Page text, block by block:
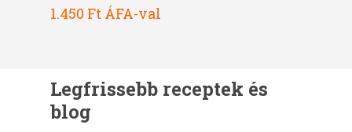
1.450 Ft ÁFA-val
Legfrissebb receptek és
blog